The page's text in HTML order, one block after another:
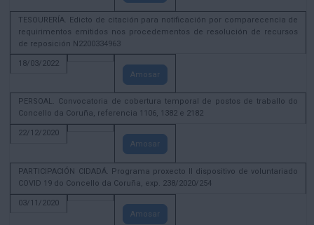
TESOURERÍA. Edicto de citación para notificación por comparecencia de
requirimentos emitidos nos procedementos de resolución de recursos
de reposición N2200334963
18/03/2022
Amosar
PERSOAL. Convocatoria de cobertura temporal de postos de traballo do
Concello da Coruña, referencia 1106, 1382 e 2182
22/12/2020
Amosar
PARTICIPACIÓN CIDADÁ. Programa proxecto II dispositivo de voluntariado
COVID 19 do Concello da Coruña, exp. 238/2020/254
03/11/2020
Amosar